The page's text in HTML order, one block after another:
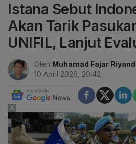
Istana Sebut
Akan Tarik
UNIFIL, Lanjut
Oleh Muhamad Fajar
10 April 2026, 20:42
X